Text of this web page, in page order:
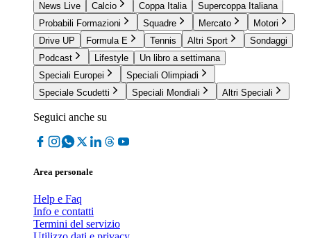
News Live
Calcio Coppa Italia
Supercoppa Italiana
Probabili Formazioni
Squadre Mercato
Motori
Drive UP
Formula E Tennis Altri Sport
Sondaggi
Podcast
Lifestyle
Un libro a settimana
Speciali Europei
Speciali Olimpiadi
Speciale Scudetti
Speciali Mondiali Altri Speciali
Seguici anche su
Area personale
Help e Faq
Info e contatti
Termini del servizio